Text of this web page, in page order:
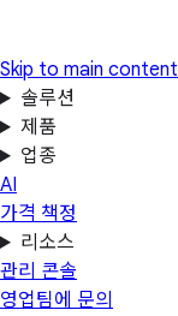
Skip to main content
솔루션
제품
업종
AI
가격 책정
리소스
관리 콘솔
영업팀에 문의